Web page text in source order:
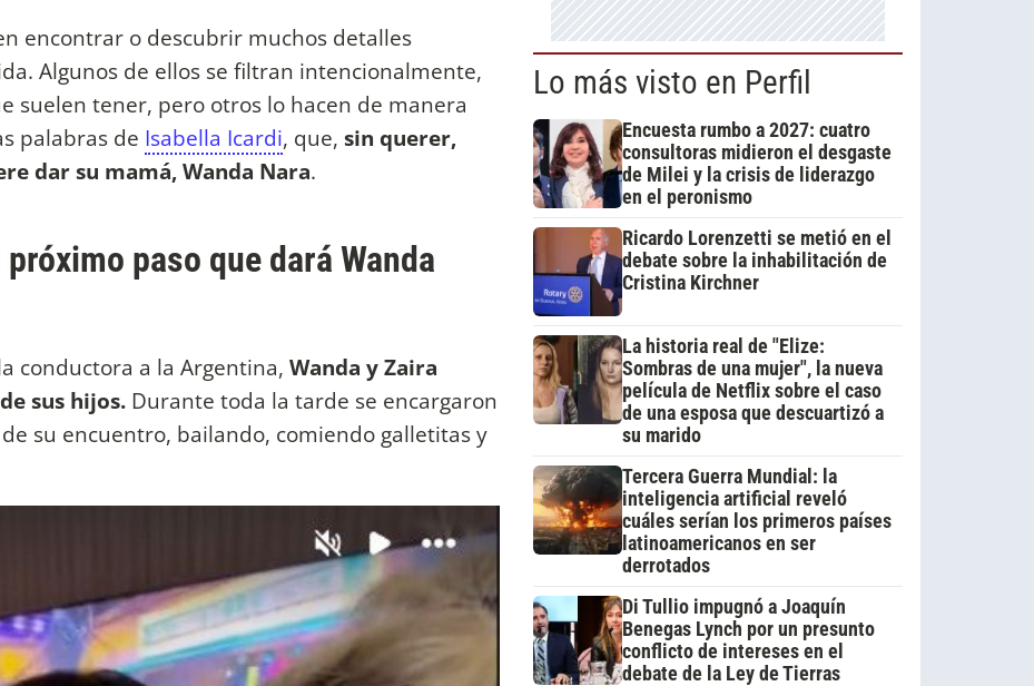
encontrar o descubrir muchos detalles
Algunos de ellos se filtran intencionalmente,
suelen tener, pero otros lo hacen de manera
palabras de Isabella Icardi, que, sin querer,
dar su mamá, Wanda Nara.
paso que dará Wanda
conductora a la Argentina, Wanda y Zaira
sus hijos. Durante toda la tarde se encargaron
su encuentro, bailando, comiendo galletitas y
Lo más visto en Perfil
Encuesta rumbo a 2027: cuatro
consultoras midieron el desgaste
de Milei y la crisis de liderazgo
en el peronismo
Ricardo Lorenzetti se metió en el
debate sobre la inhabilitación de
Cristina Kirchner
La historia real de "Elize:
Sombras de una mujer", la nueva
película de Netflix sobre el caso
de una esposa que descuartizó a
su marido
Tercera Guerra Mundial: la
inteligencia artificial reveló
cuáles serían los primeros países
latinoamericanos en ser
derrotados
Di Tullio impugnó a Joaquín
Benegas Lynch por un presunto
conflicto de intereses en el
debate de la Ley de Tierras